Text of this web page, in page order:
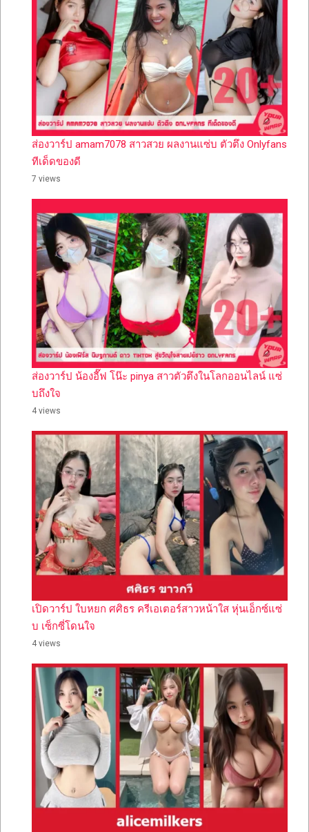
ส่องวาร์ป amam7078 สาวสวย ผลงานแซ่บ ตัวตึง Onlyfans
ทีเด็ดของดี
7 views
ส่องวาร์ป น้องอี๊ฟ โน๊ะ pinya สาวตัวตึงในโลกออนไลน์ แซ่
บถึงใจ
4 views
เปิดวาร์ป ใบหยก ศศิธร ครีเอเตอร์สาวหน้าใส หุ่นเอ็กซ์แซ่
บ เซ็กซี่โดนใจ
4 views